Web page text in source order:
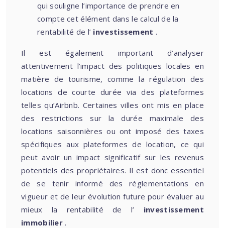
qui souligne l’importance de prendre en
compte cet élément dans le calcul de la
rentabilité de l’ investissement .
Il est également important d’analyser
attentivement l’impact des politiques locales en
matière de tourisme, comme la régulation des
locations de courte durée via des plateformes
telles qu’Airbnb. Certaines villes ont mis en place
des restrictions sur la durée maximale des
locations saisonnières ou ont imposé des taxes
spécifiques aux plateformes de location, ce qui
peut avoir un impact significatif sur les revenus
potentiels des propriétaires. Il est donc essentiel
de se tenir informé des réglementations en
vigueur et de leur évolution future pour évaluer au
mieux la rentabilité de l’ investissement
immobilier.